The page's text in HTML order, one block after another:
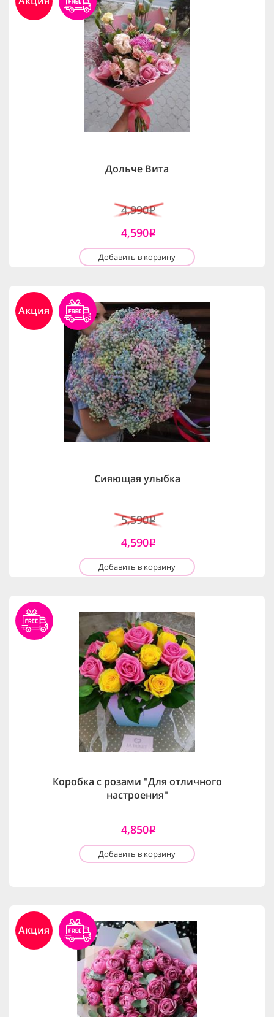
Дольче Вита
4,990i
4,590i
Добавить в корзину
Акция
Сияющая улыбка
5,590i
4,590i
Добавить в корзину
Коробка с розами "Для отличного
настроения"
4,850i
Добавить в корзину
Акция